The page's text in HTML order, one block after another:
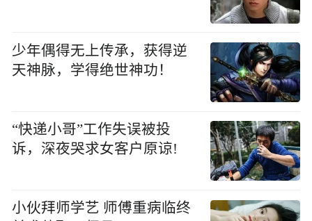
少年偶得无上传承，获得逆
天神脉，学得绝世神功！
“快递小哥”工作失误被投
诉，深夜哭求女客户原谅!
小伙拜师学艺 师傅重病临终